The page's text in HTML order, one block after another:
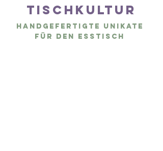
Tischkultur
handgefertigte Unikate
für den Esstisch